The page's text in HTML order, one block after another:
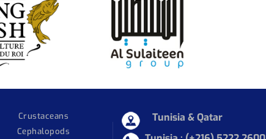
Crustaceans
Cephalopods
Tunisia & Qatar